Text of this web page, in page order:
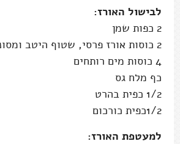
לבישול האורז:
2 כפות שמן
2 כוסות אורז פרסי, שטוף היטב ומסונן
4 כוסות מים רותחים
כף מלח גס
1/2 כפית בהרט
1/2כפית כורכום
למעטפת האורז: